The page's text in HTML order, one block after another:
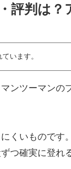
評判は？
います。
ンツーマンの
くいものです
つ確実に登れ